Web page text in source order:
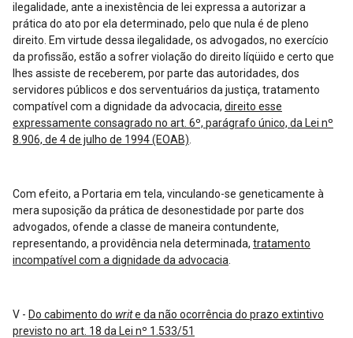
ilegalidade, ante a inexistência de lei expressa a autorizar a
prática do ato por ela determinado, pelo que nula é de pleno
direito. Em virtude dessa ilegalidade, os advogados, no exercício
da profissão, estão a sofrer violação do direito líqüido e certo que
lhes assiste de receberem, por parte das autoridades, dos
servidores públicos e dos serventuários da justiça, tratamento
compatível com a dignidade da advocacia, direito esse
expressamente consagrado no art. 6º, parágrafo único, da Lei nº
8.906, de 4 de julho de 1994 (EOAB)
Com efeito, a Portaria em tela, vinculando-se geneticamente à
mera suposição da prática de desonestidade por parte dos
advogados, ofende a classe de maneira contundente,
representando, a providência nela determinada, tratamento
incompatível com a dignidade da advocacia
V - Do cabimento do write da não ocorrência do prazo extintivo
previsto no art. 18 da Lei nº 1.533/51